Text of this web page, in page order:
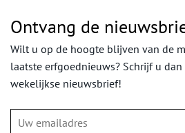
Ontvang de
Wilt u op de hoogte blijven van de
laatste erfgoednieuws? Schrijf u
wekelijkse nieuwsbrief!